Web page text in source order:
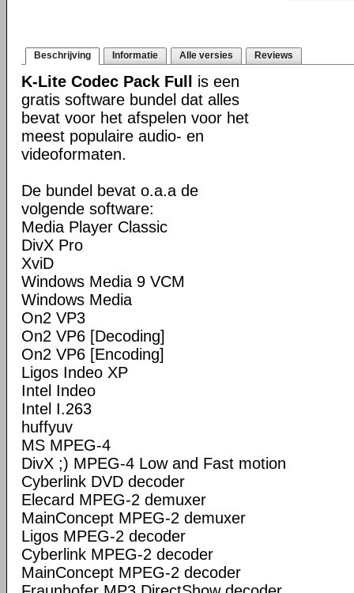
Beschrijving Informatie Alle versies Reviews
K-Lite Codec Pack Full
is een
gratis software bundel dat alles
bevat voor het afspelen voor het
meest populaire audio- en
videoformaten.
De bundel bevat o.a.a de
volgende software:
Media Player Classic
DivX Pro
XviD
Windows Media 9 VCM
Windows Media
On2 VP3
On2 VP6 [Decoding]
On2 VP6 [Encoding]
Ligos Indeo XP
Intel Indeo
Intel I.263
huffyuv
MS MPEG-4
DivX ;) MPEG-4 Low and Fast motion
Cyberlink DVD decoder
Elecard MPEG-2 demuxer
MainConcept MPEG-2 demuxer
Ligos MPEG-2 decoder
Cyberlink MPEG-2 decoder
MainConcept MPEG-2 decoder